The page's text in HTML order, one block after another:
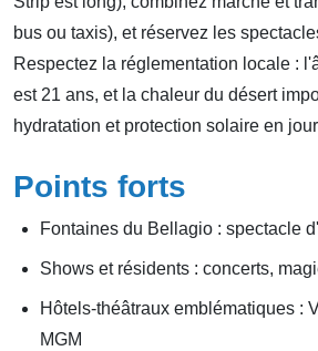
bus ou taxis), et réservez les
Respectez la réglementation locale :
est 21 ans, et la chaleur du désert
hydratation et protection solaire en
Points forts
Fontaines du Bellagio : spectacle
Shows et résidents : concerts,
Hôtels-théâtraux emblématiques :
MGM